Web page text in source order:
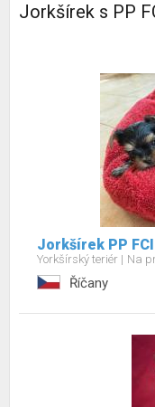
Jorkšírek s PP
Jorkšírek PP
Yorkšírský teriér Na
Říčany